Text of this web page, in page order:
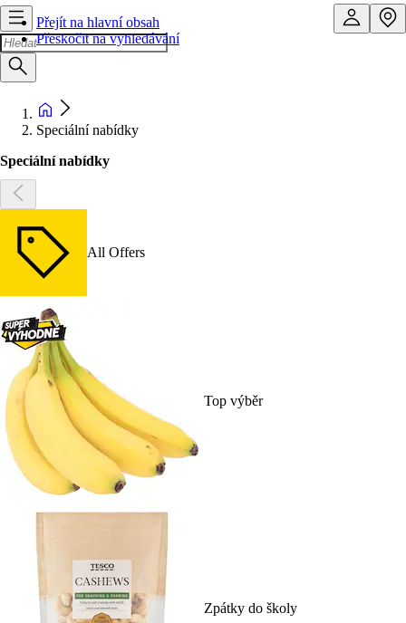
Přejít na hlavní obsah
Přeskočit na vyhledávání
Speciální nabídky
Speciální nabídky
All Offers
Top výběr
Zpátky do školy